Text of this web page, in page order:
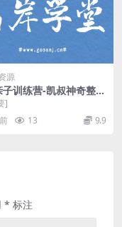
源
训练营-凯叔神奇整理
集高清完结打包）百度
]
13 9.9
* 标注